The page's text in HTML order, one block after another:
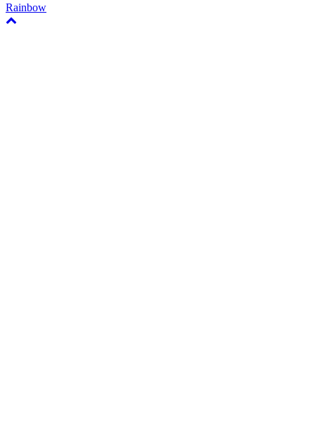
Rainbow